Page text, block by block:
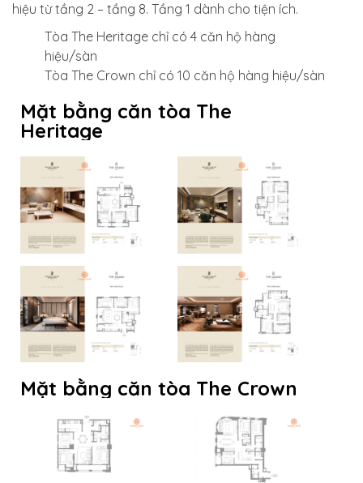
hiệu từ tầng 2 – tầng 8. Tầng 1 dành cho tiện ích.
Tòa The Heritage chỉ có 4 căn hộ hàng
hiệu/sàn
Tòa The Crown chỉ có 10 căn hộ hàng hiệu/sàn
Mặt bằng căn tòa The
Heritage
Mặt bằng căn tòa The Crown